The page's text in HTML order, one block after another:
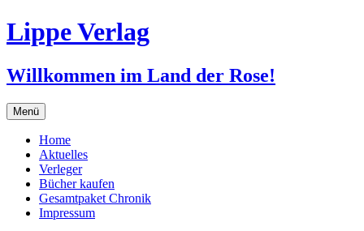
Zum
Inhalt
Lippe Verlag
Willkommen im Land der Rose!
Menü
Home
Aktuelles
Verleger
Bücher kaufen
Gesamtpaket Chronik
Impressum